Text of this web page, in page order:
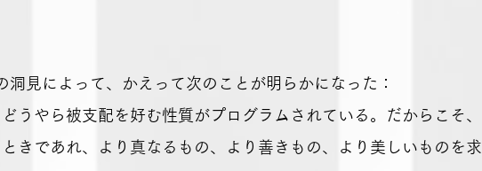
洞見によって、かえって次のことが明らかになった：
やら被支配を好む性質がプログラムされている。だからこそ、
きであれ、より真なるもの、より善きもの、より美しいものを求